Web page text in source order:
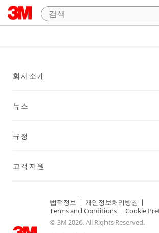
회사소개
뉴스
규정
고객지원
법적정보 | 개인정보처리방침 |
Terms and Conditions | Cookie
© 3M 2026. All Rights Reserved.